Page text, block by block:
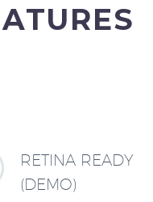
RETINA READY
(DEMO)